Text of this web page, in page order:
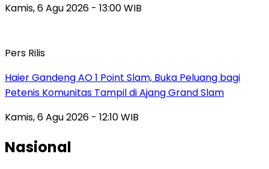
Kamis, 6 Agu 2026 - 13:00 WIB
Pers Rilis
Haier Gandeng AO 1 Point Slam, Buka Peluang bagi
Petenis Komunitas Tampil di Ajang Grand Slam
Kamis, 6 Agu 2026 - 12:10 WIB
Nasional